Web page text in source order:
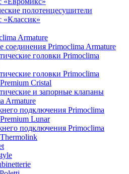
полотенцесушители
«Классик»
Armature
соединения Primoclima Armature
головки Primoclima
головки Primoclima
Cristal
и запорные клапаны
Armature
подключения Primoclima
Lunar
подключения Primoclima